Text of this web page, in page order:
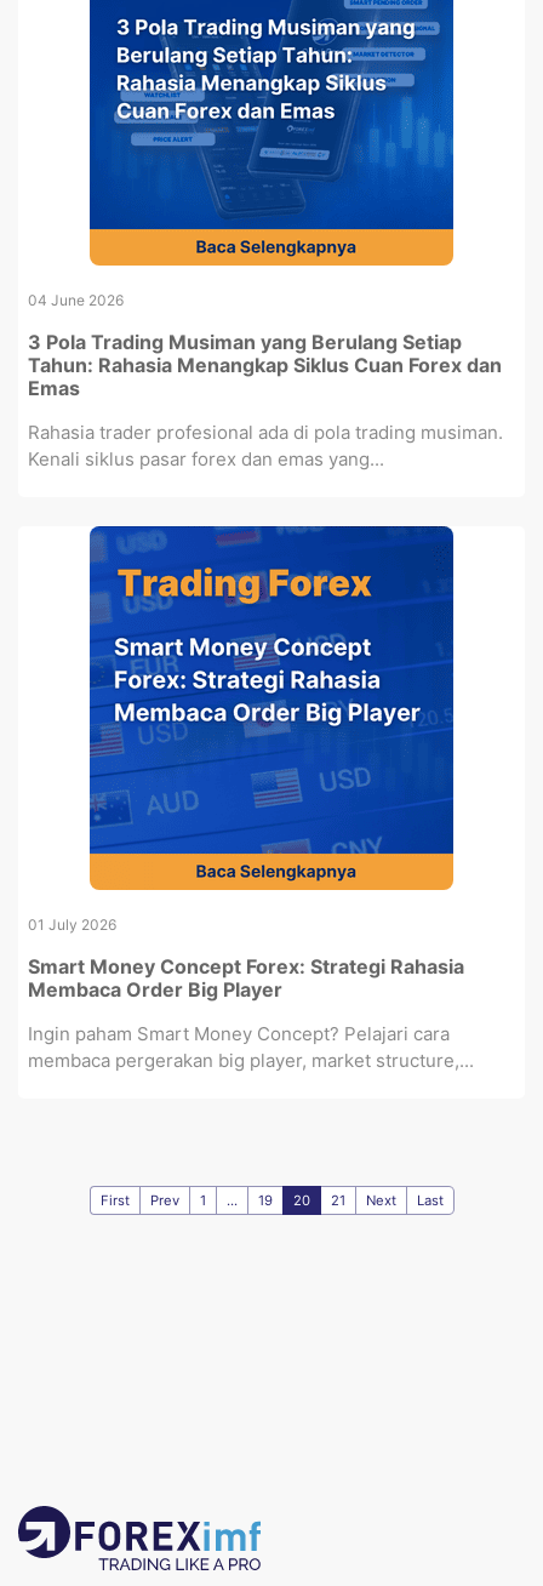
04 June 2026
3 Pola Trading Musiman yang Berulang Setiap
Tahun: Rahasia Menangkap Siklus Cuan Forex dan
Emas
Rahasia trader profesional ada di pola trading musiman.
Kenali siklus pasar forex dan emas yang...
01 July 2026
Smart Money Concept Forex: Strategi Rahasia
Membaca Order Big Player
Ingin paham Smart Money Concept? Pelajari cara
membaca pergerakan big player, market structure,...
First Prev 1 ... 19 20 21 Next Last